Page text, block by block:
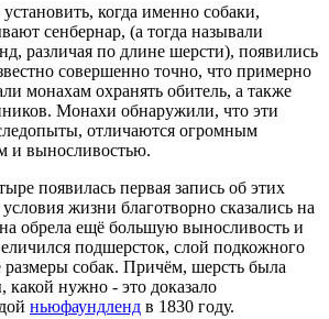
когда именно собаки,
сенбернар, (а тогда называли
различая по длине шерсти), появились
совершенно точно, что примерно
монахам охранять обитель, а также
Монахи обнаружили, что эти
отличаются огромным
и выносливостью.
появилась первая запись об этих
жизни благотворно сказались на
обрела ещё большую выносливость и
подшерсток, слой подкожного
собак. Причём, шерсть была
нужно - это доказало
ньюфаундленд в 1830 году.